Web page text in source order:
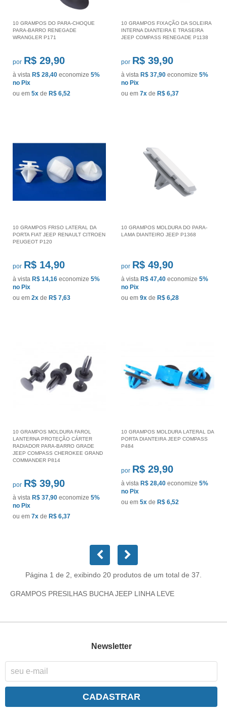
10 GRAMPOS DO PARA-CHOQUE
PARA-BARRO RENEGADE
WRANGLER P171
por R$ 29,90
à vista R$ 28,40 economize 5%
no Pix
ou em 5x de R$ 6,52
10 GRAMPOS FIXAÇÃO DA SOLEIRA
INTERNA DIANTEIRA E TRASEIRA
JEEP COMPASS RENEGADE P1138
por R$ 39,90
à vista R$ 37,90 economize 5%
no Pix
ou em 7x de R$ 6,37
10 GRAMPOS FRISO LATERAL DA
PORTA FIAT JEEP RENAULT CITROEN
PEUGEOT P120
por R$ 14,90
à vista R$ 14,16 economize 5%
no Pix
ou em 2x de R$ 7,63
10 GRAMPOS MOLDURA DO PARA-
LAMA DIANTEIRO JEEP P1368
por R$ 49,90
à vista R$ 47,40 economize 5%
no Pix
ou em 9x de R$ 6,28
10 GRAMPOS MOLDURA FAROL
LANTERNA PROTEÇÃO CÁRTER
RADIADOR PARA-BARRO GRADE
JEEP COMPASS CHEROKEE GRAND
COMMANDER P814
por R$ 39,90
à vista R$ 37,90 economize 5%
no Pix
ou em 7x de R$ 6,37
10 GRAMPOS MOLDURA LATERAL DA
PORTA DIANTEIRA JEEP COMPASS
P484
por R$ 29,90
à vista R$ 28,40 economize 5%
no Pix
ou em 5x de R$ 6,52
Página 1 de 2, exibindo 20 produtos de um total de 37.
GRAMPOS PRESILHAS BUCHA JEEP LINHA LEVE
Newsletter
CADASTRAR